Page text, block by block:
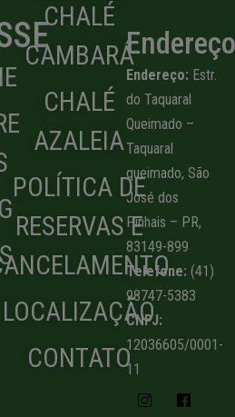
CHALÉ
CAMBARÁ
CHALÉ
AZALEIA
POLÍTICA DE
RESERVAS E
LOCALIZAÇÃO
CONTATO
Endereço
Endereço: Estr.
do Taquaral
Queimado –
Taquaral
queimado, São
José dos
Pinhais – PR,
83149-899
Telefone: (41)
98747-5383
CNPJ:
12036605/0001-
11